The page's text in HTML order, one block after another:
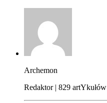
Archemon
Redaktor | 829 artYkułów